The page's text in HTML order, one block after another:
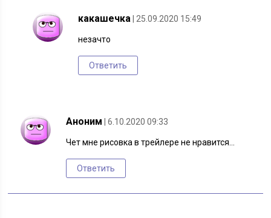
какашечка | 25.09.2020 15:49
незачто
Ответить
Аноним | 6.10.2020 09:33
Чет мне рисовка в трейлере не нравится…
Ответить